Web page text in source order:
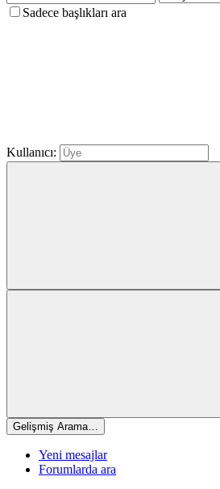
Sadece başlıkları ara
Kullanıcı:
Gelişmiş Arama…
Yeni mesajlar
Forumlarda ara